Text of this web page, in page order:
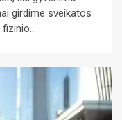
girdime sveikatos